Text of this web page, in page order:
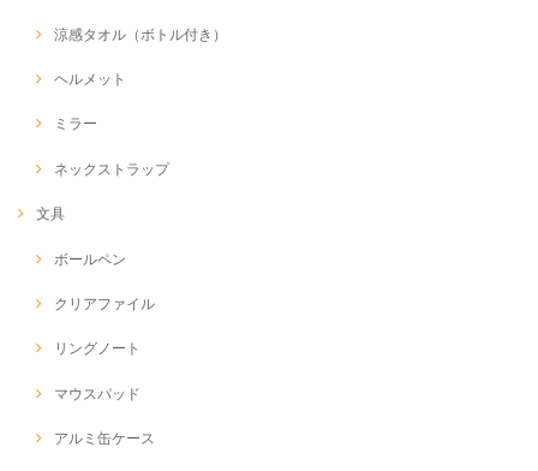
涼感タオル（ボトル付き）
ヘルメット
ミラー
ネックストラップ
文具
ボールペン
クリアファイル
リングノート
マウスパッド
アルミ缶ケース